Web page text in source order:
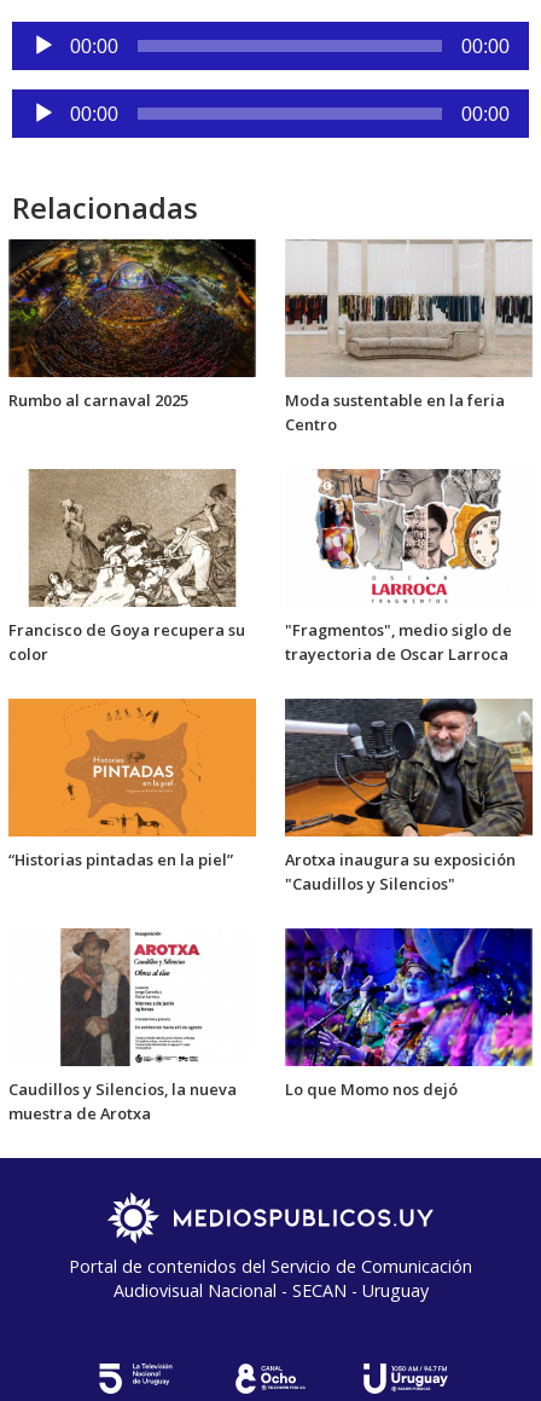
Reproductor
audio
00:00 00:00
Reproductor
de
00:00 00:00
Relacionadas
Rumbo al carnaval 2025
Moda sustentable en la feria
Centro
Francisco de Goya recupera su
color
"Fragmentos", medio siglo de
trayectoria de Oscar Larroca
“Historias pintadas en la piel”
Arotxa inaugura su exposición
"Caudillos y Silencios"
Caudillos y Silencios, la nueva
muestra de Arotxa
Lo que Momo nos dejó
Portal de contenidos del Servicio de Comunicación
Audiovisual Nacional - SECAN - Uruguay